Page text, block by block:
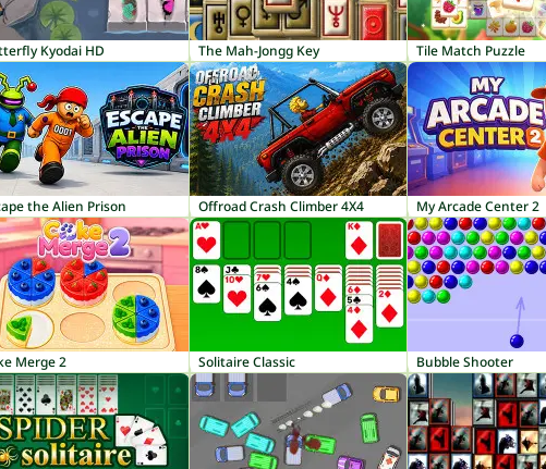
Kyodai HD The Mah-Jongg Key Tile Match Puzzle
the Alien Prison Offroad Crash Climber 4X4 My Arcade Center 2
Merge 2 Solitaire Classic Bubble Shooter